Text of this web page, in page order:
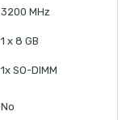
3200 MHz
1 x 8 GB
1x SO-DIMM
No